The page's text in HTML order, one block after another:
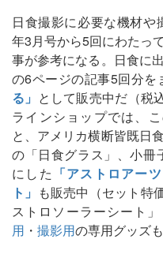
日食撮影に必要な機材
年3月号から5回にわたっ
事が参考になる。日食に
の6ページの記事5回分を
る」 として販売中だ（税
ラインショップでは、
と、アメリカ横断皆既日
の「日食グラス」、小冊
にした 「アストロアー
ト」 も販売中（セット特
ストロソーラーシート
用 ・ 撮影用の専用グッズ